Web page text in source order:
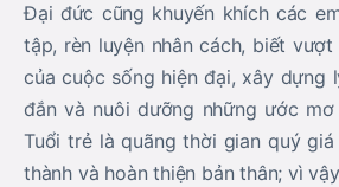
Đại đức cũng khuyến khích các
tập, rèn luyện nhân cách, biết
của cuộc sống hiện đại, xây dựng
đắn và nuôi dưỡng những ước
Tuổi trẻ là quãng thời gian quý
thành và hoàn thiện bản thân; vì